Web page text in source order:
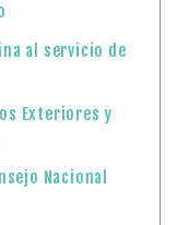
al servicio de
Exteriores y
Nacional